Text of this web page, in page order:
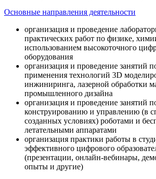
Основные направления деятельности
организация и проведение
практических работ по физике,
использованием высокоточного
оборудования
организация и проведение занятий
применения технологий 3D
инжиниринга, лазерной обработки
промышленного дизайна
организация и проведение занятий
конструированию и управлению (в
созданных условиях) роботами и
летательными аппаратами
организация практики работы в
эффективного цифрового
(презентации, онлайн-вебинары,
опыты и другие)